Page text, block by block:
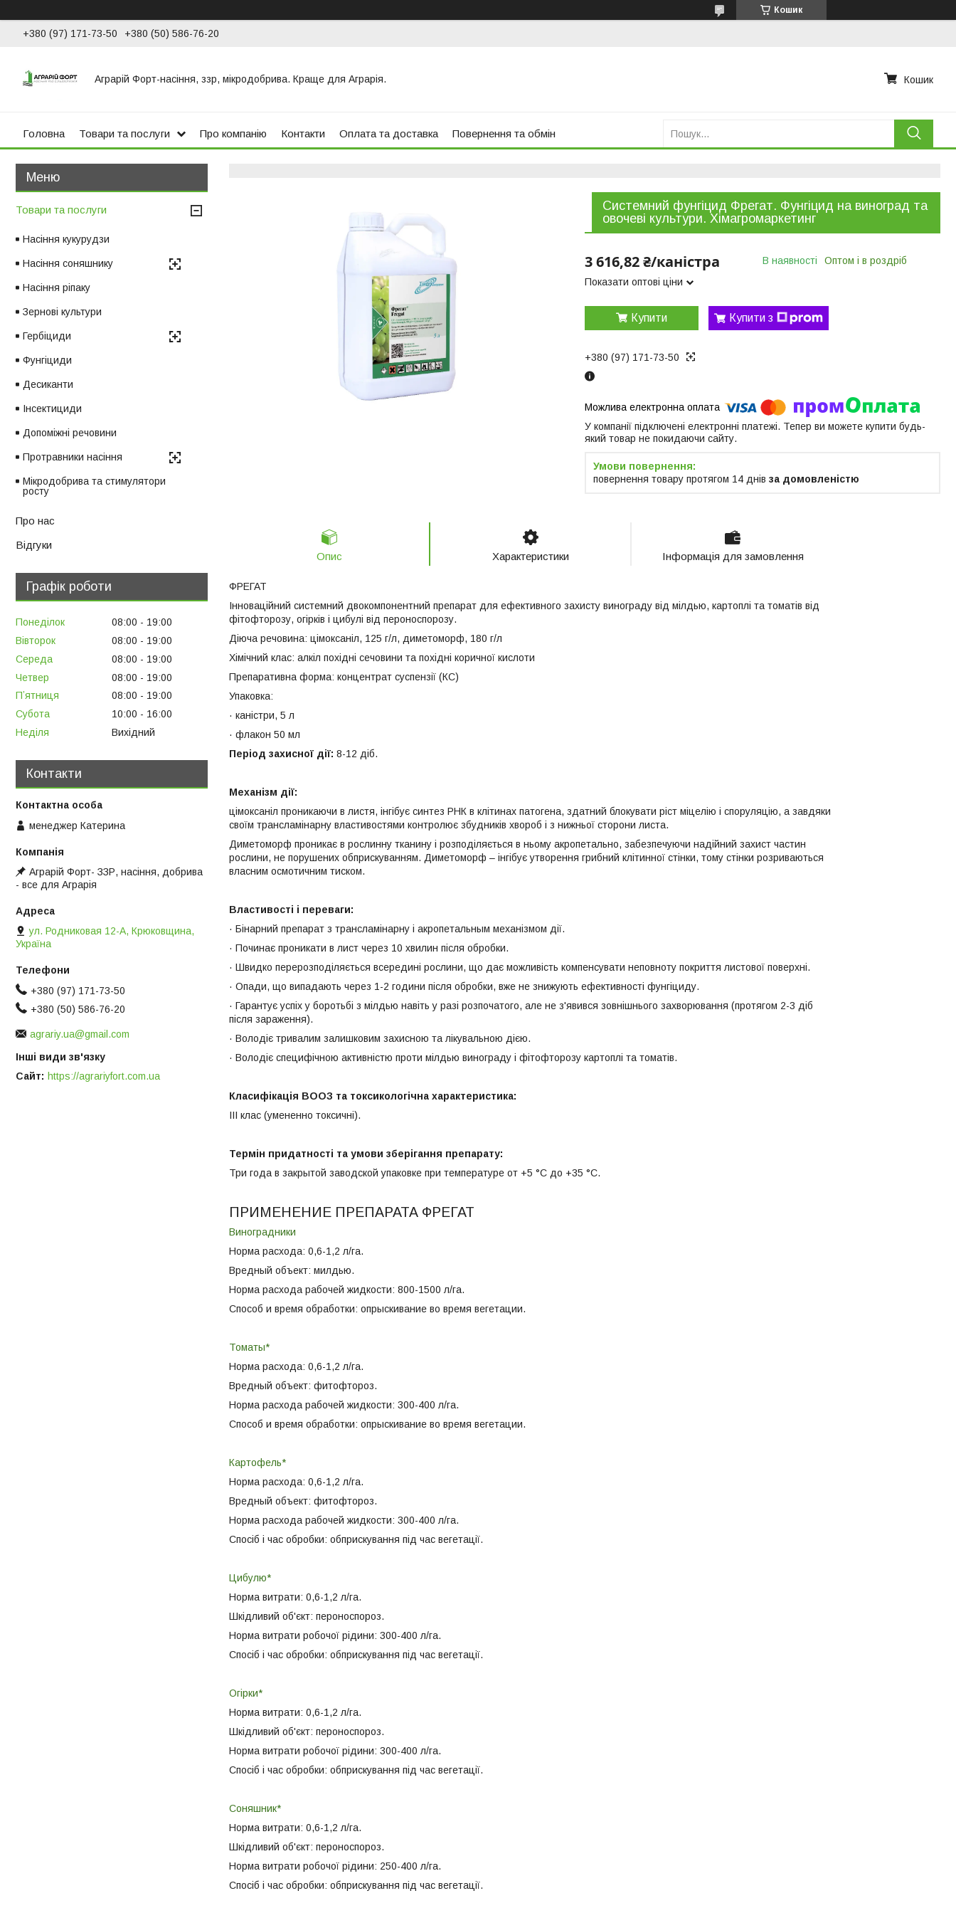
Кошик
+380 (97) 171-73-50 +380 (50) 586-76-20
Аграрій Форт-насіння, ззр, мікродобрива. Краще для Аграрія. Кошик
Головна Товари та послуги Про компанію Контакти Оплата та доставка Повернення та обмін
Системний фунгіцид Фрегат. Фунгіцид на виноград та
овочеві культури. Хімагромаркетинг
3 616,82 ₴/каністра
Показати оптові ціни
В наявності Оптом і в роздріб
Купити Купити з
+380 (97) 171-73-50
У компанії підключені електронні платежі. Тепер ви можете купити будь-
який товар не покидаючи сайту.
повернення товару протягом 14 днів за домовленістю
Опис Характеристики Інформація для замовлення
ФРЕГАТ
Інноваційний системний двокомпонентний препарат для ефективного захисту винограду від мілдью, картоплі та томатів від
фітофторозу, огірків і цибулі від пероноспорозу.
Діюча речовина: цімоксаніл, 125 г/л, диметоморф, 180 г/л
Хімічний клас: алкіл похідні сечовини та похідні коричної кислоти
Препаративна форма: концентрат суспензії (КС)
Упаковка:
· каністри, 5 л
· флакон 50 мл
Період захисної дії: 8-12 діб.
Механізм дії:
цімоксаніл проникаючи в листя, інгібує синтез РНК в клітинах патогена, здатний блокувати ріст міцелію і споруляцію, а завдяки
своїм трансламінарну властивостями контролює збудників хвороб і з нижньої сторони листа.
Диметоморф проникає в рослинну тканину і розподіляється в ньому акропетально, забезпечуючи надійний захист частин
рослини, не порушених обприскуванням. Диметоморф – інгібує утворення грибний клітинної стінки, тому стінки розриваються
власним осмотичним тиском.
Властивості і переваги:
· Бінарний препарат з трансламінарну і акропетальным механізмом дії.
· Починає проникати в лист через 10 хвилин після обробки.
· Швидко перерозподіляється всередині рослини, що дає можливість компенсувати неповноту покриття листової поверхні.
· Опади, що випадають через 1-2 години після обробки, вже не знижують ефективності фунгіциду.
· Гарантує успіх у боротьбі з мілдью навіть у разі розпочатого, але не з'явився зовнішнього захворювання (протягом 2-3 діб
після зараження).
· Володіє тривалим залишковим захисною та лікувальною дією.
· Володіє специфічною активністю проти мілдью винограду і фітофторозу картоплі та томатів.
Класифікація ВООЗ та токсикологічна характеристика:
ІІІ клас (умененно токсичні).
Термін придатності та умови зберігання препарату:
Три года в закрытой заводской упаковке при температуре от +5 °С до +35 °С.
ПРИМЕНЕНИЕ ПРЕПАРАТА ФРЕГАТ
Виноградники
Норма расхода: 0,6-1,2 л/га.
Вредный объект: милдью.
Норма расхода рабочей жидкости: 800-1500 л/га.
Способ и время обработки: опрыскивание во время вегетации.
Томаты*
Норма расхода: 0,6-1,2 л/га.
Вредный объект: фитофтороз.
Норма расхода рабочей жидкости: 300-400 л/га.
Способ и время обработки: опрыскивание во время вегетации.
Картофель*
Норма расхода: 0,6-1,2 л/га.
Вредный объект: фитофтороз.
Норма расхода рабочей жидкости: 300-400 л/га.
Спосіб і час обробки: обприскування під час вегетації.
Цибулю*
Норма витрати: 0,6-1,2 л/га.
Шкідливий об'єкт: пероноспороз.
Норма витрати робочої рідини: 300-400 л/га.
Спосіб і час обробки: обприскування під час вегетації.
Огірки*
Норма витрати: 0,6-1,2 л/га.
Шкідливий об'єкт: пероноспороз.
Норма витрати робочої рідини: 300-400 л/га.
Спосіб і час обробки: обприскування під час вегетації.
Соняшник*
Норма витрати: 0,6-1,2 л/га.
Шкідливий об'єкт: пероноспороз.
Норма витрати робочої рідини: 250-400 л/га.
Спосіб і час обробки: обприскування під час вегетації.
Товари та послуги
Насіння кукурудзи
Насіння соняшнику
Насіння ріпаку
Зернові культури
Гербіциди
Фунгіциди
Десиканти
Інсектициди
Допоміжні речовини
Протравники насіння
Мікродобрива та стимулятори
росту
Про нас
Відгуки
Графік роботи
Понеділок 08:00
19:00
Вівторок
08:00
19:00
Середа
08:00
19:00
Четвер
08:00
19:00
Пʼятниця
08:00
19:00
Субота
10:00
16:00
Неділя
Вихідний
Контакти
менеджер Катерина
Аграрій Форт- ЗЗР, насіння, добрива
- все для Аграрія
ул. Родниковая 12-А, Крюковщина,
Україна
+380 (97) 171-73-50
+380 (50) 586-76-20
agrariy.ua@gmail.com
Інші види зв'язку
Сайт
https://agrariyfort.com.ua